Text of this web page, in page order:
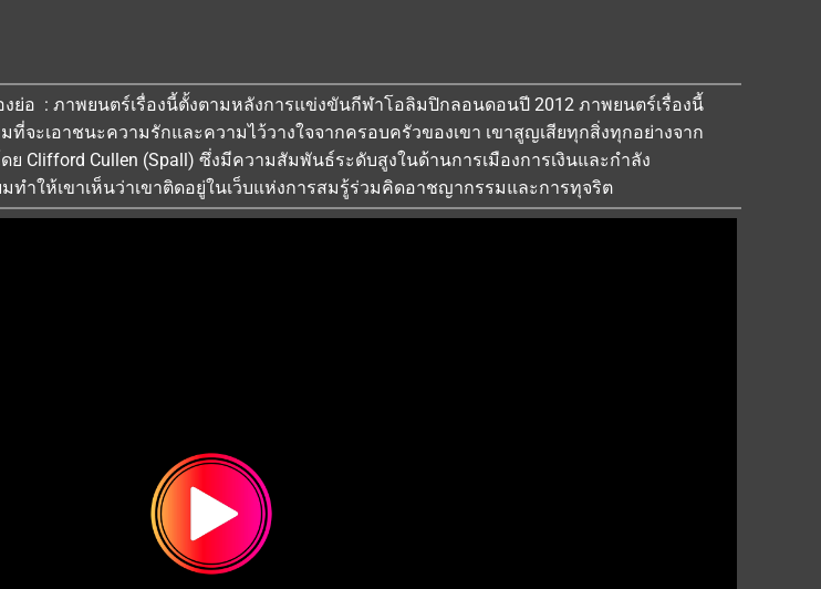
รื่องย่อ : ภาพยนตร์เรื่องนี้ตั้งตามหลังการแข่งขันกีฬาโอลิมปิกลอนดอนปี 2012 ภาพยนตร์เรื่องนี้
จะเอาชนะความรักและความไว้วางใจจากครอบครัวของเขา เขาสูญเสียทุกสิ่งทุกอย่างจาก
Clifford Cullen (Spall) ซึ่งมีความสัมพันธ์ระดับสูงในด้านการเมืองการเงินและกำลัง
ทำให้เขาเห็นว่าเขาติดอยู่ในเว็บแห่งการสมรู้ร่วมคิดอาชญากรรมและการทุจริต